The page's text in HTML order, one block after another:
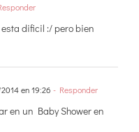
dificil :/ pero bien
en 19:26 - Responder
en un Baby Shower en